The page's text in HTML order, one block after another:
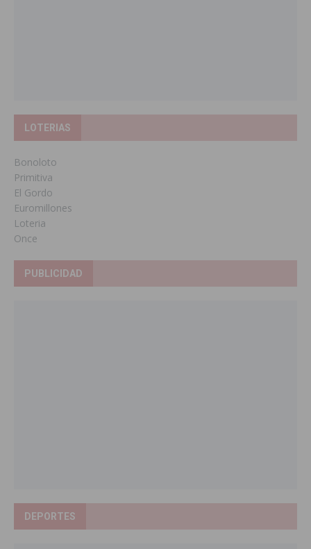
LOTERIAS
Bonoloto
Primitiva
El Gordo
Euromillones
Loteria
Once
PUBLICIDAD
DEPORTES